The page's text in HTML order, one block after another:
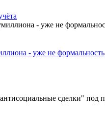
- уже не формальность